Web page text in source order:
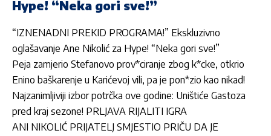
Hype! “Neka gori sve!”
“IZNENADNI PREKID PROGRAMA!” Ekskluzivno
oglašavanje Ane Nikolić za Hype! “Neka gori sve!”
Peja zamjerio Stefanovo prov*ciranje zbog k*cke, otkrio
Enino baškarenje u Karićevoj vili, pa je pon*zio kao nikad!
Najzanimljiviji izbor potrčka ove godine: Uništiće Gastoza
pred kraj sezone! PRLJAVA RIJALITI IGRA
ANI NIKOLIĆ PRIJATELJ SMJESTIO PRIČU DA JE